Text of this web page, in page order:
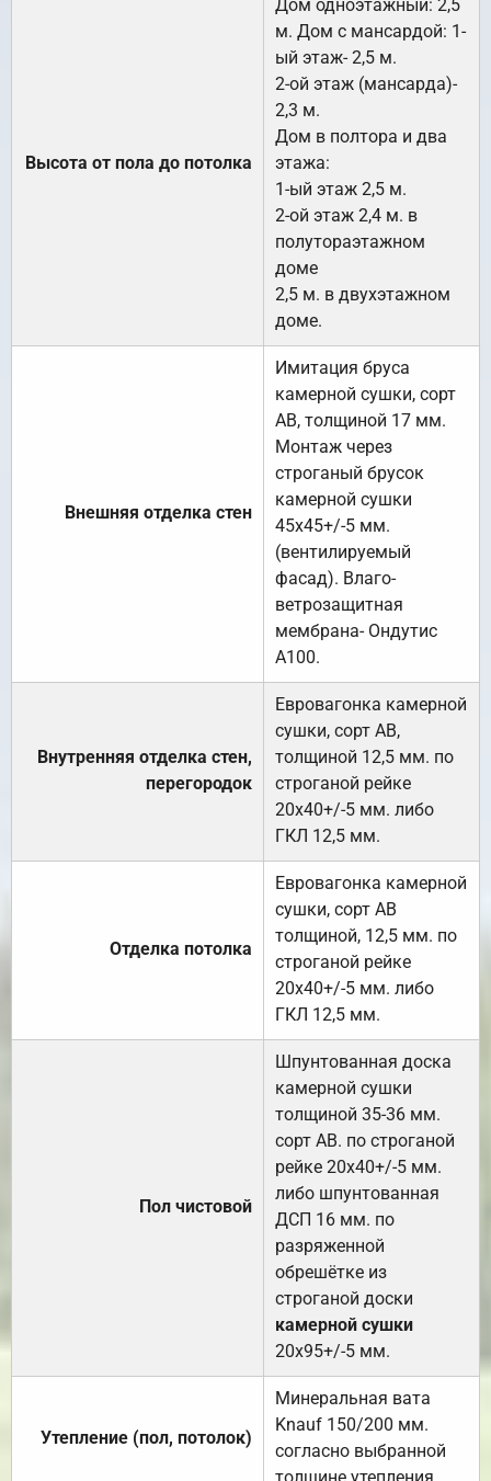
Высота от пола до потолка
Дом одноэтажный: 2,5
м. Дом с мансардой: 1-
ый этаж- 2,5 м.
2-ой этаж (мансарда)-
2,3 м.
Дом в полтора и два
этажа:
1-ый этаж 2,5 м.
2-ой этаж 2,4 м. в
полутораэтажном
доме
2,5 м. в двухэтажном
доме.
Внешняя отделка стен
Имитация бруса
камерной сушки, сорт
АВ, толщиной 17 мм.
Монтаж через
строганый брусок
камерной сушки
45х45+/-5 мм.
(вентилируемый
фасад). Влаго-
ветрозащитная
мембрана- Ондутис
А100.
Внутренняя отделка стен,
перегородок
Евровагонка камерной
сушки, сорт АВ,
толщиной 12,5 мм. по
строганой рейке
20х40+/-5 мм. либо
ГКЛ 12,5 мм.
Отделка потолка
Евровагонка камерной
сушки, сорт АВ
толщиной, 12,5 мм. по
строганой рейке
20х40+/-5 мм. либо
ГКЛ 12,5 мм.
Пол чистовой
Шпунтованная доска
камерной сушки
толщиной 35-36 мм.
сорт АВ. по строганой
рейке 20х40+/-5 мм.
либо шпунтованная
ДСП 16 мм. по
разряженной
обрешётке из
строганой доски
камерной сушки
20х95+/-5 мм.
Утепление (пол, потолок)
Минеральная вата
Knauf 150/200 мм.
согласно выбранной
толщине утепления.